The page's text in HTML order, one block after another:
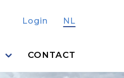
Login NL
CONTACT